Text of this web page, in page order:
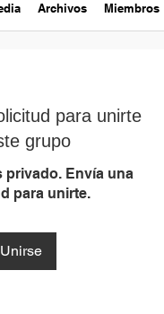
Archivos Miembros
para unirte
grupo
privado. Envía una
para unirte.
Unirse